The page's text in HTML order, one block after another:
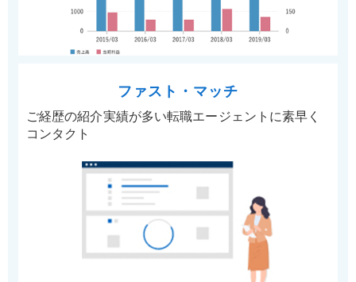
ファスト・マッチ
ご経歴の紹介実績が多い転職エージェントに素早く
コンタクト